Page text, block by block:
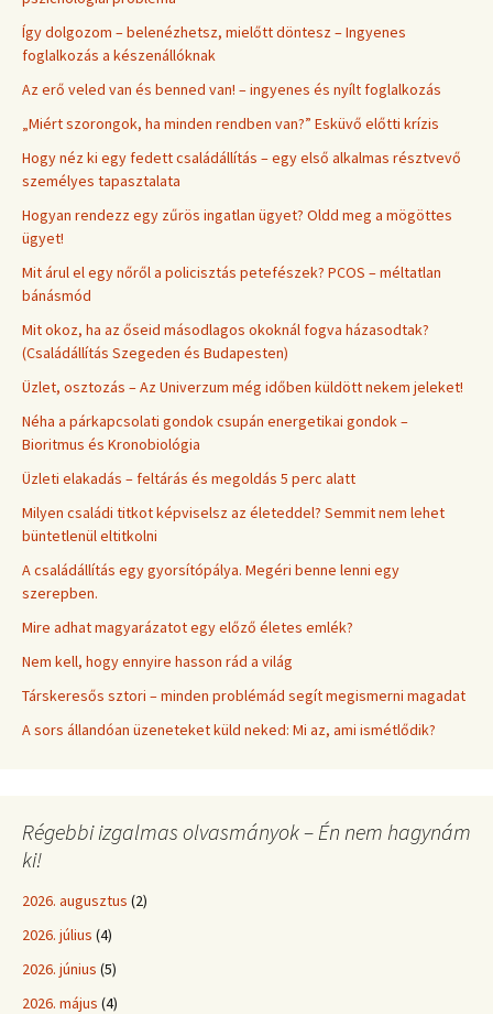
Így dolgozom – belenézhetsz, mielőtt döntesz – Ingyenes
foglalkozás a készenállóknak
Az erő veled van és benned van! – ingyenes és nyílt foglalkozás
„Miért szorongok, ha minden rendben van?” Esküvő előtti krízis
Hogy néz ki egy fedett családállítás – egy első alkalmas résztvevő
személyes tapasztalata
Hogyan rendezz egy zűrös ingatlan ügyet? Oldd meg a mögöttes
ügyet!
Mit árul el egy nőről a policisztás petefészek? PCOS – méltatlan
bánásmód
Mit okoz, ha az őseid másodlagos okoknál fogva házasodtak?
(Családállítás Szegeden és Budapesten)
Üzlet, osztozás – Az Univerzum még időben küldött nekem jeleket!
Néha a párkapcsolati gondok csupán energetikai gondok –
Bioritmus és Kronobiológia
Üzleti elakadás – feltárás és megoldás 5 perc alatt
Milyen családi titkot képviselsz az életeddel? Semmit nem lehet
büntetlenül eltitkolni
A családállítás egy gyorsítópálya. Megéri benne lenni egy
szerepben.
Mire adhat magyarázatot egy előző életes emlék?
Nem kell, hogy ennyire hasson rád a világ
Társkeresős sztori – minden problémád segít megismerni magadat
A sors állandóan üzeneteket küld neked: Mi az, ami ismétlődik?
Régebbi izgalmas olvasmányok – Én nem hagynám
ki!
2026. augusztus (2)
2026. július (4)
2026. június (5)
2026. május (4)